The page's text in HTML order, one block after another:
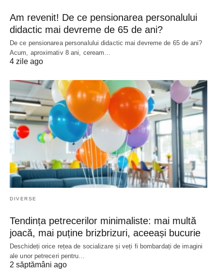
Am revenit! De ce pensionarea personalului
didactic mai devreme de 65 de ani?
De ce pensionarea personalului didactic mai devreme de 65 de ani?
Acum, aproximativ 8 ani, ceream…
4 zile ago
DIVERSE
Tendința petrecerilor minimaliste: mai multă
joacă, mai puține brizbrizuri, aceeași bucurie
Deschideți orice rețea de socializare și veți fi bombardați de imagini
ale unor petreceri pentru…
2 săptămâni ago